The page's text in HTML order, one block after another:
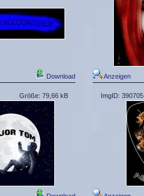
Download Anzeigen
Größe: 79,66 kB ImgID: 390705